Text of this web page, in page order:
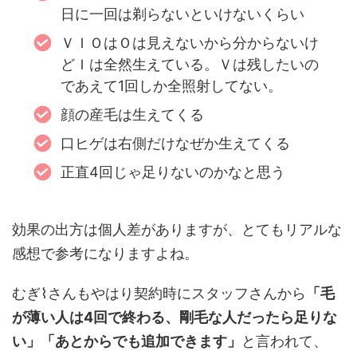
日に一回は剃らないといけないくらい
ＶＩＯはＯは見えないから分からないけ
どＩは全然生えている。Ｖは残したいの
であえて1回しか全照射してない。
顔の産毛は生えてくる
口ヒゲは右側だけなぜか生えてくる
正直4回じゃ足りないのかなと思う
効果の出方は個人差がありますが、とてもリアルな
感想で参考になりますよね。
むぎ⌇さんもやはり契約時にスタッフさんから
「毛
が薄い人は4回で終わる、剛毛な人だったら足りな
い」「あとからでも追加できます」
と言われて、